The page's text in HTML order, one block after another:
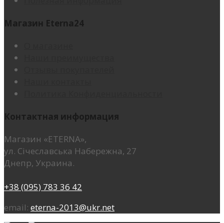
Магазин Eterna24
Контактная информация
Магазин «ETERNA»,
ул. Січеславська Набережна, 27
Днепр, Украина.
+38 (095) 783 36 42
email: eterna-2013@ukr.net